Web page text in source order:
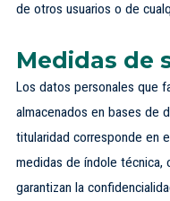
de otros usuarios o de
Medidas de
Los datos personales que
almacenados en bases de
titularidad corresponde en
medidas de índole técnica,
garantizan la